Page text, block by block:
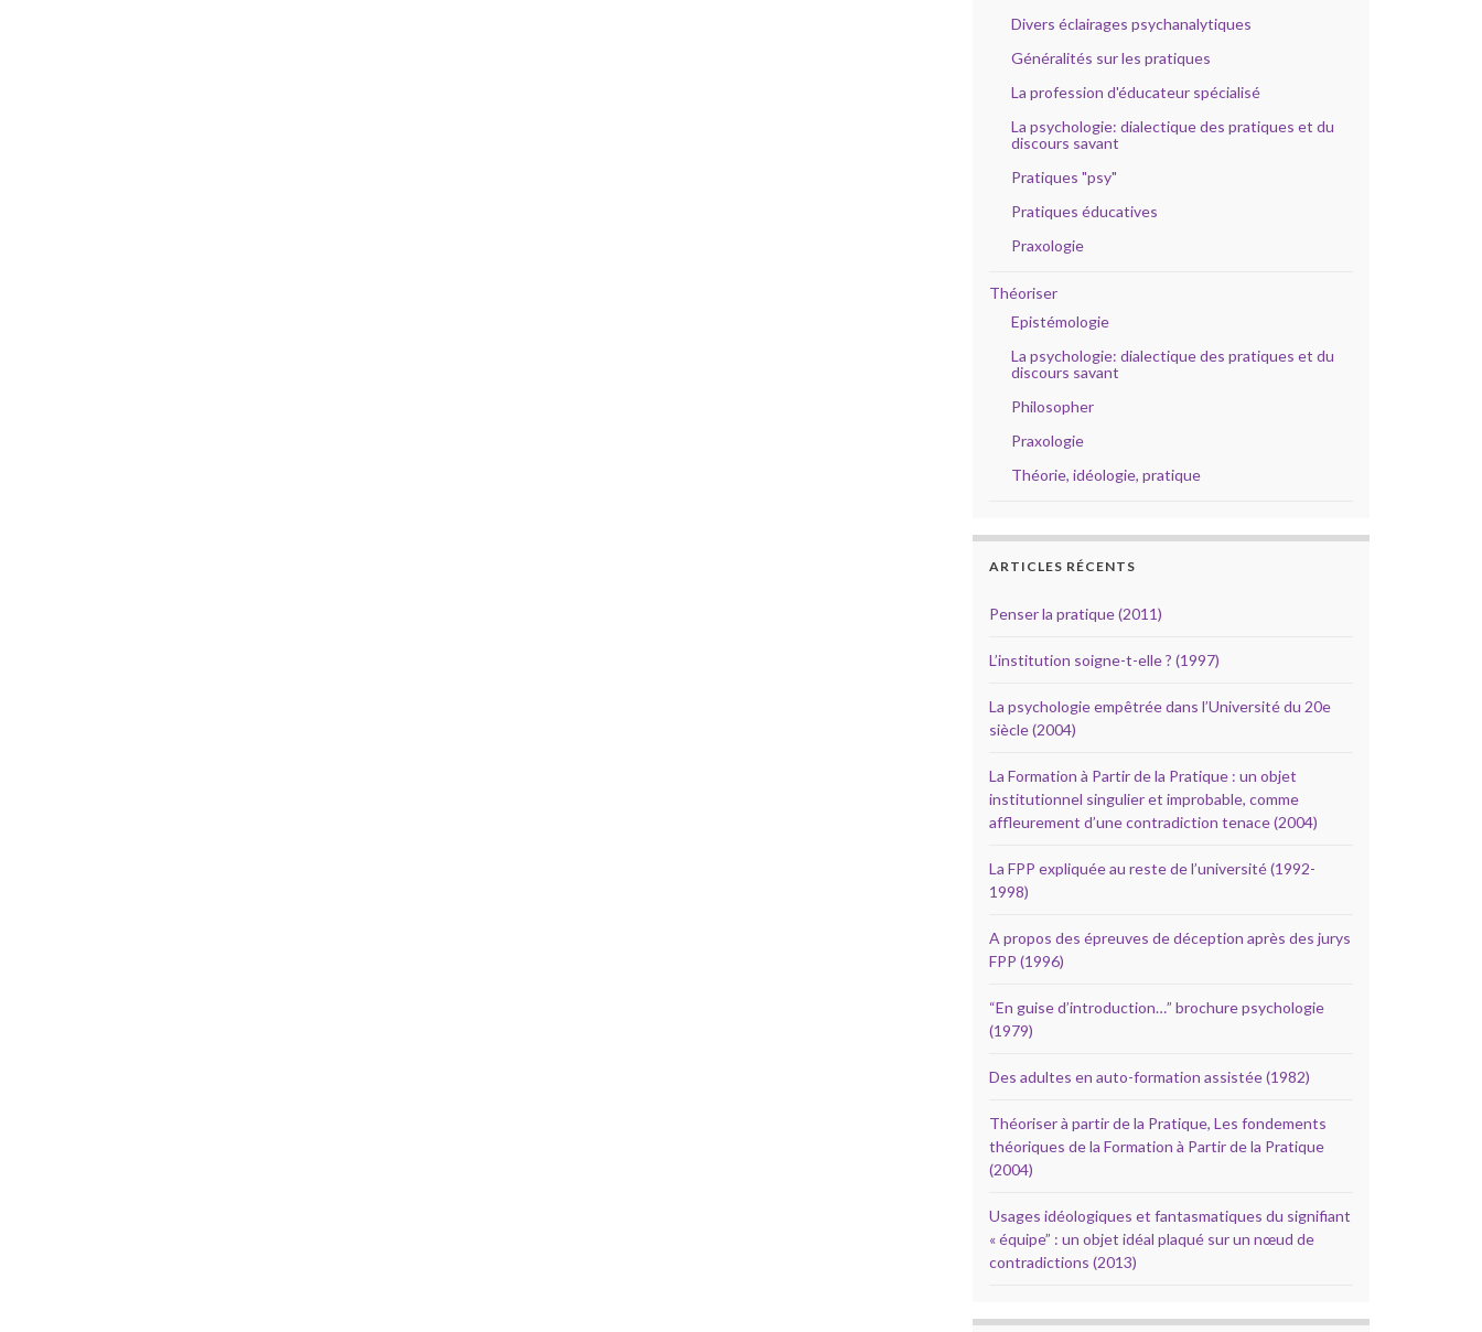
Divers éclairages psychanalytiques
Généralités sur les pratiques
La profession d'éducateur spécialisé
La psychologie: dialectique des pratiques et du
discours savant
Pratiques "psy"
Pratiques éducatives
Praxologie
Théoriser
Epistémologie
La psychologie: dialectique des pratiques et du
discours savant
Philosopher
Praxologie
Théorie, idéologie, pratique
ARTICLES RÉCENTS
Penser la pratique (2011)
L’institution soigne-t-elle ? (1997)
La psychologie empêtrée dans l’Université du 20e
siècle (2004)
La Formation à Partir de la Pratique : un objet
institutionnel singulier et improbable, comme
affleurement d’une contradiction tenace (2004)
La FPP expliquée au reste de l’université (1992-
1998)
A propos des épreuves de déception après des jurys
FPP (1996)
“En guise d’introduction…” brochure psychologie
(1979)
Des adultes en auto-formation assistée (1982)
Théoriser à partir de la Pratique, Les fondements
théoriques de la Formation à Partir de la Pratique
(2004)
Usages idéologiques et fantasmatiques du signifiant
« équipe” : un objet idéal plaqué sur un nœud de
contradictions (2013)